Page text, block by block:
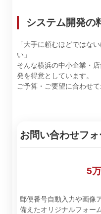
システム開発の
「大手に頼むほどではな
い」
そんな横浜の中小企業・
発を得意としています。
ご予算・ご要望に合わせ
お問い合わせフォ
5
郵便番号自動入力や画像
備えたオリジナルフォー